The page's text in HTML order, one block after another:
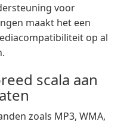
voor
maakt het een
op al
scala aan
zoals MP3, WMA,